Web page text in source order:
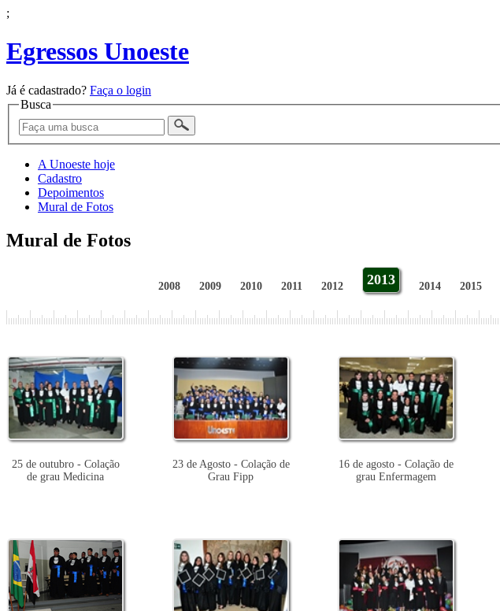
;
Egressos Unoeste
Já é cadastrado? Faça o login
Busca
A Unoeste hoje
Cadastro
Depoimentos
Mural de Fotos
Mural de Fotos
2008 2009 2010 2011 2012 2013 2014 2015
25 de outubro - Colação
de grau Medicina
23 de Agosto - Colação de
Grau Fipp
16 de agosto - Colação de
grau Enfermagem